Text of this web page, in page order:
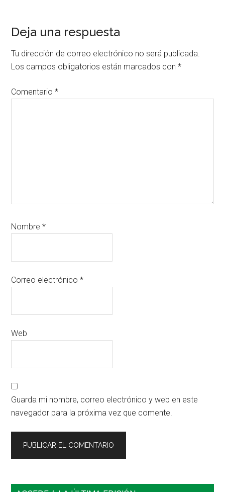
Interacciones
con
los
lectores
Deja una respuesta
Tu dirección de correo electrónico no será publicada.
Los campos obligatorios están marcados con*
Comentario*
Nombre*
Correo electrónico*
Web
Guarda mi nombre, correo electrónico y web en este
navegador para la próxima vez que comente.